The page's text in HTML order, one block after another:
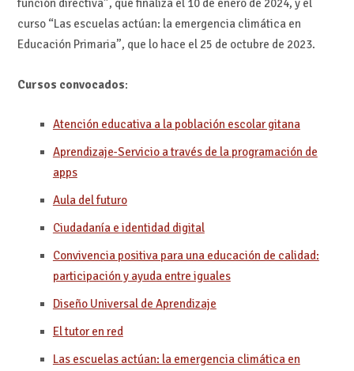
función directiva”, que finaliza el 10 de enero de 2024, y el
curso “Las escuelas actúan: la emergencia climática en
Educación Primaria”, que lo hace el 25 de octubre de 2023.
Cursos convocados:
Atención educativa a la población escolar gitana
Aprendizaje-Servicio a través de la programación de
apps
Aula del futuro
Ciudadanía e identidad digital
Convivencia positiva para una educación de calidad:
participación y ayuda entre iguales
Diseño Universal de Aprendizaje
El tutor en red
Las escuelas actúan: la emergencia climática en